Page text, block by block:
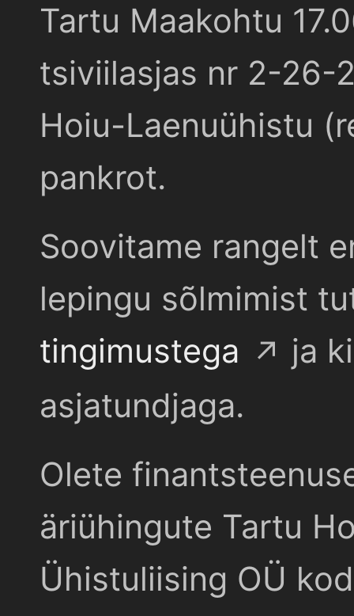
Tartu Maakohtu
tsiviilasjas nr 2-26-
Hoiu-Laenuühistu
pankrot.
Soovitame rangelt
lepingu sõlmimist
tingimustega
ja
asjatundjaga.
Olete
äriühingute Tartu
Ühistuliising OÜ